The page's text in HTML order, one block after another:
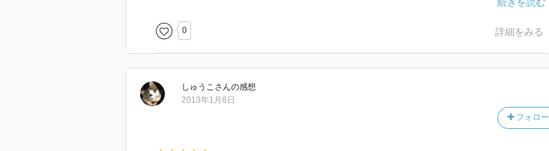
それをどう、日本中が納得できるものに翻訳できるのか。
川端 康成 作家 18990611 大阪 逗子 19720416 72 ／ガス自殺
Seidensticker, Edward G. 19210211 America 東京 20070826 86 ／日本文学
── 《国語入試問題必勝法 1988 第9回 吉川英治文学新人賞》
0 詳細をみる
しゅうこ さんの感想
フォロー
2013年1月8日